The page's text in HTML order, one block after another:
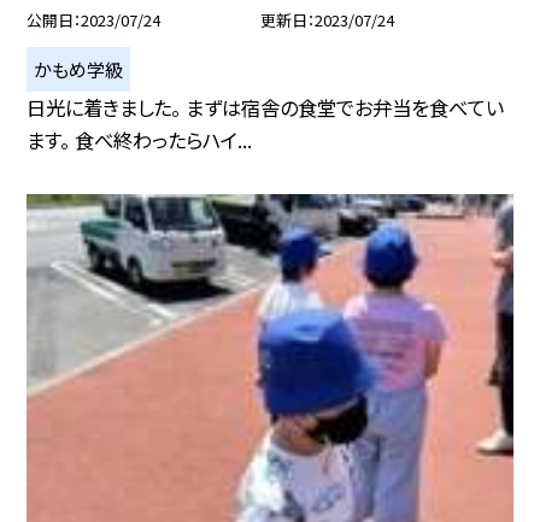
公開日 2023/07/24 更新日 2023/07/24
かもめ学級
日光に着きました。 まずは宿舎の食堂でお弁当を食べてい
ます。 食べ終わったらハイ...